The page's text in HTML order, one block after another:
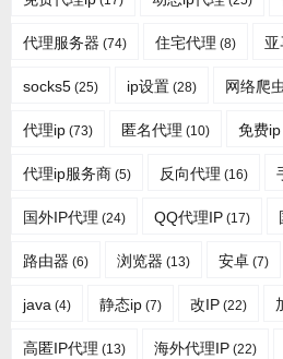
代理服务器 (74) 住宅代理 (8)
socks5 (25) ip设置 (28) 网络爬
代理ip (73) 匿名代理 (10) 免费ip
代理ip服务商 (5) 反向代理 (16)
国外IP代理 (24) QQ代理IP (17)
路由器 (6) 浏览器 (13) 安卓 (7)
java (4) 静态ip (7) 改IP (22)
高匿IP代理 (13) 海外代理IP (22)